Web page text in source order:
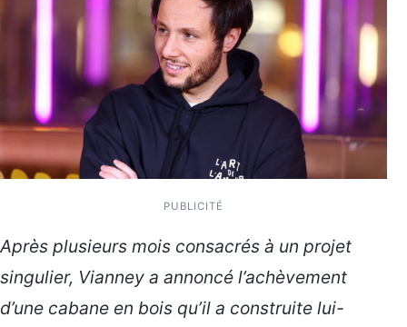
PUBLICITÉ
Après plusieurs mois consacrés à un projet
singulier, Vianney a annoncé l’achèvement
d’une cabane en bois qu’il a construite lui-